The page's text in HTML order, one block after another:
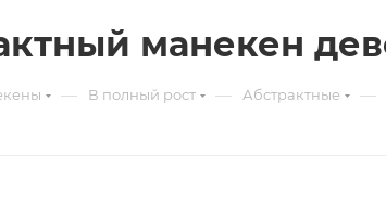
манекен
— В полный рост — Абстрактные —